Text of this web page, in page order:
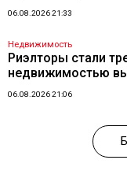
06.08.2026 21:33
Недвижимость
Риэлторы стали
недвижимостью
06.08.2026 21:06